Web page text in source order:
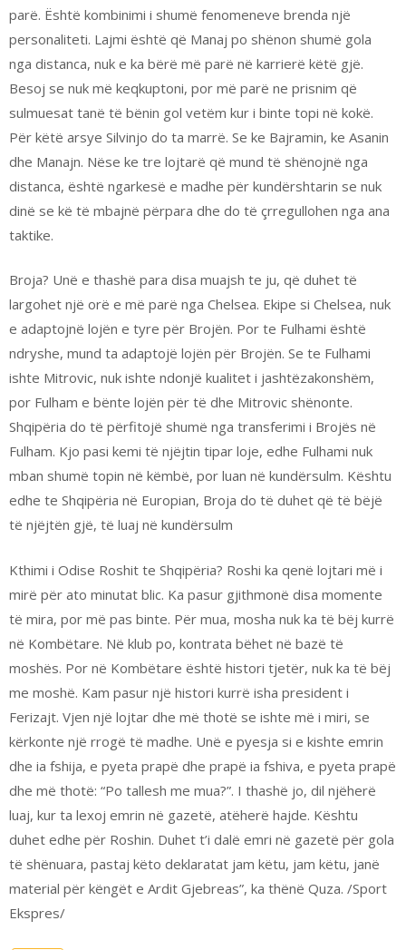
parë. Është kombinimi i shumë fenomeneve brenda një
personaliteti. Lajmi është që Manaj po shënon shumë gola
nga distanca, nuk e ka bërë më parë në karrierë këtë gjë.
Besoj se nuk më keqkuptoni, por më parë ne prisnim që
sulmuesat tanë të bënin gol vetëm kur i binte topi në kokë.
Për këtë arsye Silvinjo do ta marrë. Se ke Bajramin, ke Asanin
dhe Manajn. Nëse ke tre lojtarë që mund të shënojnë nga
distanca, është ngarkesë e madhe për kundërshtarin se nuk
dinë se kë të mbajnë përpara dhe do të çrregullohen nga ana
taktike.
Broja? Unë e thashë para disa muajsh te ju, që duhet të
largohet një orë e më parë nga Chelsea. Ekipe si Chelsea, nuk
e adaptojnë lojën e tyre për Brojën. Por te Fulhami është
ndryshe, mund ta adaptojë lojën për Brojën. Se te Fulhami
ishte Mitrovic, nuk ishte ndonjë kualitet i jashtëzakonshëm,
por Fulham e bënte lojën për të dhe Mitrovic shënonte.
Shqipëria do të përfitojë shumë nga transferimi i Brojës në
Fulham. Kjo pasi kemi të njëjtin tipar loje, edhe Fulhami nuk
mban shumë topin në këmbë, por luan në kundërsulm. Kështu
edhe te Shqipëria në Europian, Broja do të duhet që të bëjë
të njëjtën gjë, të luaj në kundërsulm
Kthimi i Odise Roshit te Shqipëria? Roshi ka qenë lojtari më i
mirë për ato minutat blic. Ka pasur gjithmonë disa momente
të mira, por më pas binte. Për mua, mosha nuk ka të bëj kurrë
në Kombëtare. Në klub po, kontrata bëhet në bazë të
moshës. Por në Kombëtare është histori tjetër, nuk ka të bëj
me moshë. Kam pasur një histori kurrë isha president i
Ferizajt. Vjen një lojtar dhe më thotë se ishte më i miri, se
kërkonte një rrogë të madhe. Unë e pyesja si e kishte emrin
dhe ia fshija, e pyeta prapë dhe prapë ia fshiva, e pyeta prapë
dhe më thotë: “Po tallesh me mua?”. I thashë jo, dil njëherë
luaj, kur ta lexoj emrin në gazetë, atëherë hajde. Kështu
duhet edhe për Roshin. Duhet t’i dalë emri në gazetë për gola
të shënuara, pastaj këto deklaratat jam këtu, jam këtu, janë
material për këngët e Ardit Gjebreas”, ka thënë Quza. /Sport
Ekspres/